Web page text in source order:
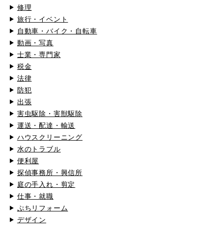
修理
旅行・イベント
自動車・バイク・自転車
動画・写真
士業・専門家
税金
法律
防犯
出張
害虫駆除・害獣駆除
運送・配達・輸送
ハウスクリーニング
水のトラブル
便利屋
探偵事務所・興信所
庭の手入れ・剪定
仕事・就職
ぷちリフォーム
デザイン